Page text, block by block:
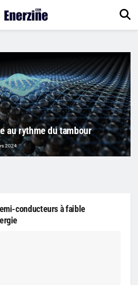
au rythme du tambour
2024
conducteurs à faible